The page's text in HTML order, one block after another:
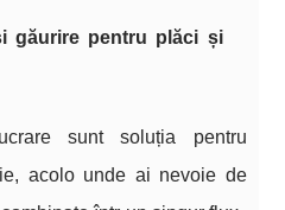
găurire pentru plăci și
sunt soluția pentru
acolo unde ai nevoie de